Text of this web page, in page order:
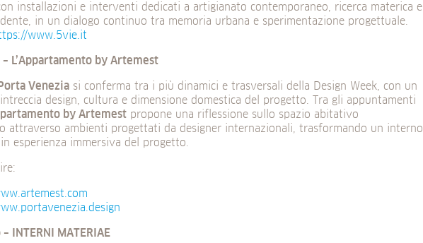
installazioni e interventi dedicati a artigianato contemporaneo, ricerca materica e
in un dialogo continuo tra memoria urbana e sperimentazione progettuale.
www.5vie.it
– L’Appartamento by Artemest
Porta Venezia si conferma tra i più dinamici e trasversali della Design Week, con un
design, cultura e dimensione domestica del progetto. Tra gli appuntamenti
by Artemest propone una riflessione sullo spazio abitativo
attraverso ambienti progettati da designer internazionali, trasformando un interno
esperienza immersiva del progetto.
INTERNI MATERIAE